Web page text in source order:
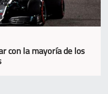
con la mayoría de los